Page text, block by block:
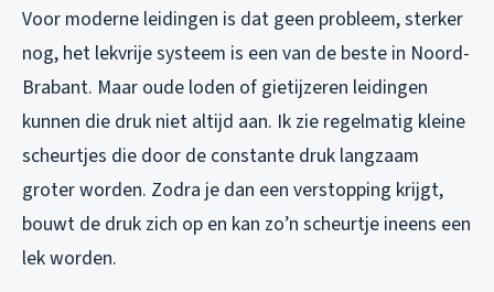
Voor moderne leidingen is dat geen probleem, sterker
nog, het lekvrije systeem is een van de beste in Noord-
Brabant. Maar oude loden of gietijzeren leidingen
kunnen die druk niet altijd aan. Ik zie regelmatig kleine
scheurtjes die door de constante druk langzaam
groter worden. Zodra je dan een verstopping krijgt,
bouwt de druk zich op en kan zo’n scheurtje ineens een
lek worden.